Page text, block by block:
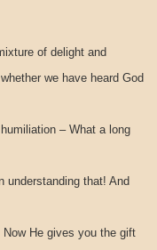
of delight and
we have heard God
– What a long
understanding that! And
He gives you the gift